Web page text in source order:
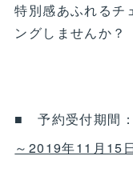
特別感あふれるチ
ングしませんか？
■ 予約受付期間：
～2019年11月15